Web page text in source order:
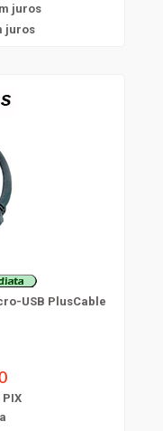
juros
juros
USB PlusCable
PIX